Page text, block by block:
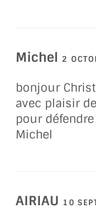
Michel2
bonjour
avec plaisir
pour
Michel
AIRIAU 10